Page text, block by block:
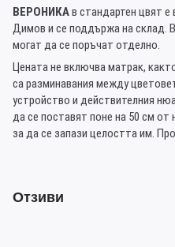
ВЕРОНИКАв стандартен цвят
Димов и се поддържа на склад.
могат да се поръчат отделно.
Цената не включва матрак,
са разминавания между
устройство и действителния
да се поставят поне на 50 см от
за да се запази целостта им.
Отзиви